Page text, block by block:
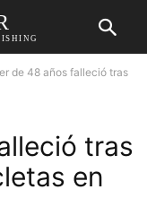
de 48 años falleció tras
tras
en